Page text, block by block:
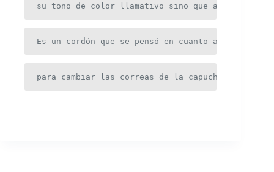
su tono de color llamativo sino que al darles
Es un cordón que se pensó en cuanto a modas y
para cambiar las correas de la capucha de los